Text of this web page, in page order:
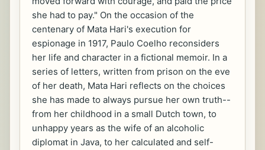
she had to pay." On the occasion of the
centenary of Mata Hari's execution for
espionage in 1917, Paulo Coelho reconsiders
her life and character in a fictional memoir. In a
series of letters, written from prison on the eve
of her death, Mata Hari reflects on the choices
she has made to always pursue her own truth--
from her childhood in a small Dutch town, to
unhappy years as the wife of an alcoholic
diplomat in Java, to her calculated and self-